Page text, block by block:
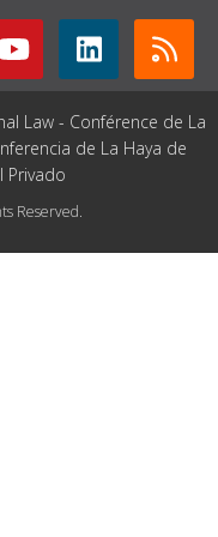
Law - Conférence de La
de La Haya de
Privado
Reserved.